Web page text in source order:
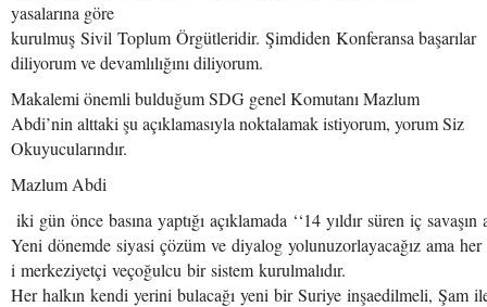
yasalarına göre
kurulmuş Sivil Toplum Örgütleridir. Şimdiden Konferansa başarılar
diliyorum ve devamlılığını diliyorum.
Makalemi önemli bulduğum SDG genel Komutanı Mazlum
Abdi’nin alttaki şu açıklamasıyla noktalamak istiyorum, yorum Siz
Okuyucularındır.
Mazlum Abdi
iki gün önce basına yaptığı açıklamada ‘‘14 yıldır süren iç
Yeni dönemde siyasi çözüm ve diyalog yolunuzorlayacağız ama
i merkeziyetçi veçoğulcu bir sistem kurulmalıdır.
Her halkın kendi yerini bulacağı yeni bir Suriye inşaedilmeli, Şam